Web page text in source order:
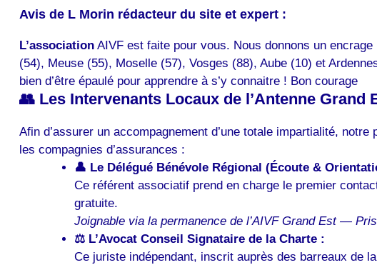
Avis de L Morin rédacteur du site et expert :
L’association AIVF est faite pour vous. Nous donnons un
(54), Meuse (55), Moselle (57), Vosges (88), Aube (10) et
bien d’être épaulé pour apprendre à s’y connaitre ! Bon courage
👥 Les Intervenants Locaux de l’Antenne Grand
Afin d’assurer un accompagnement d’une totale impartialité,
les compagnies d’assurances :
👤 Le Délégué Bénévole Régional (Écoute &
Ce référent associatif prend en charge le premier
gratuite.
Joignable via la permanence de l’AIVF Grand Est —
⚖️ L’Avocat Conseil Signataire de la Charte :
Ce juriste indépendant, inscrit auprès des barreaux de